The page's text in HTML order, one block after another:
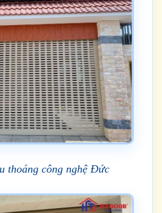
thoáng công nghệ Đức